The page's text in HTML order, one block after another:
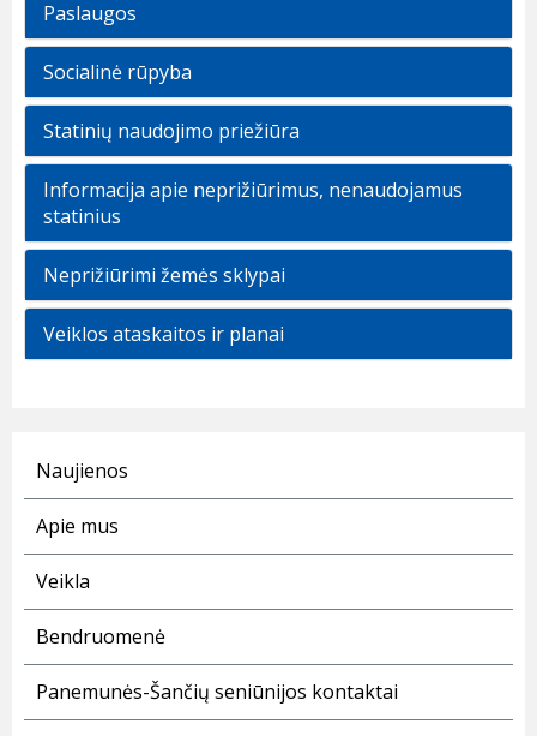
Paslaugos
Socialinė rūpyba
Statinių naudojimo priežiūra
Informacija apie neprižiūrimus, nenaudojamus
statinius
Neprižiūrimi žemės sklypai
Veiklos ataskaitos ir planai
Naujienos
Apie mus
Veikla
Bendruomenė
Panemunės-Šančių seniūnijos kontaktai